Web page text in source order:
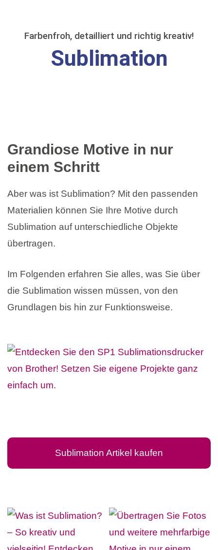
Farbenfroh, detailliert und richtig kreativ!
Sublimation
Grandiose Motive in nur
einem Schritt
Aber was ist Sublimation? Mit den passenden
Materialien können Sie Ihre Motive durch
Sublimation auf unterschiedliche Objekte
übertragen.
Im Folgenden erfahren Sie alles, was Sie über
die Sublimation wissen müssen, von den
Grundlagen bis hin zur Funktionsweise.
Sublimation Artikel kaufen